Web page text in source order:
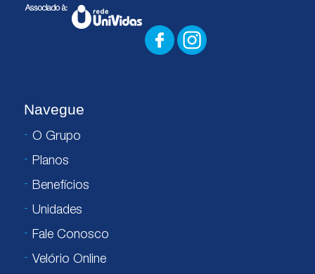
Navegue
O Grupo
Planos
Benefícios
Unidades
Fale Conosco
Velório Online